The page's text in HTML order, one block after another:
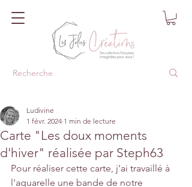
Carte "Les doux moments
d'hiver" réalisée par Steph63
Ludivine
1 févr. 2024 1 min de lecture
Pour réaliser cette carte, j'ai travaillé à
l'aquarelle une bande de notre